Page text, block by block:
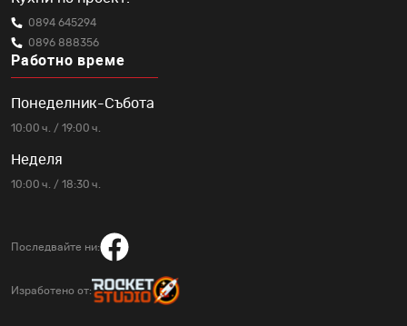
0894 645294
0896 888356
Работно време
Понеделник-Събота
10:00 ч. / 19:00 ч.
Неделя
10:00 ч. / 18:30 ч.
Последвайте ни:
Изработено от: